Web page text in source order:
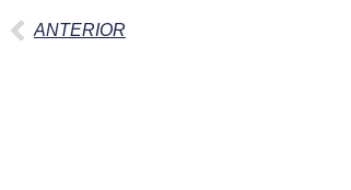
ANTERIOR